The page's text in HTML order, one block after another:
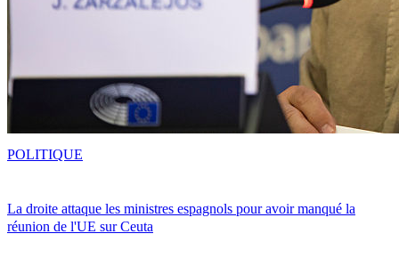
La droite attaque les ministres espagnols pour avoir manqué la
réunion de l'UE sur Ceuta
POLITIQUE